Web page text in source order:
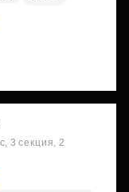
3 секция, 2